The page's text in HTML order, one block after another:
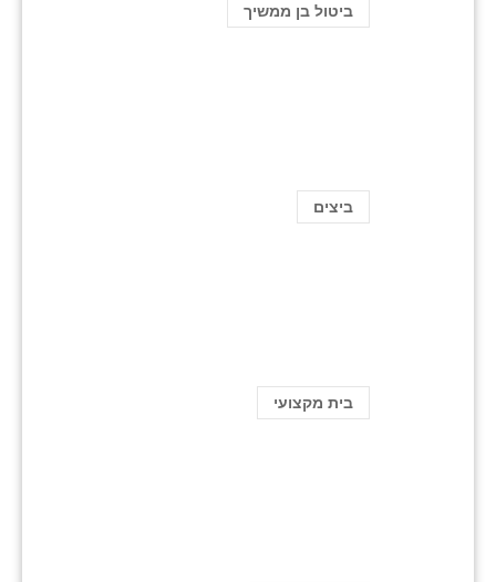
ביטול בן ממשיך
ביצים
בית מקצועי